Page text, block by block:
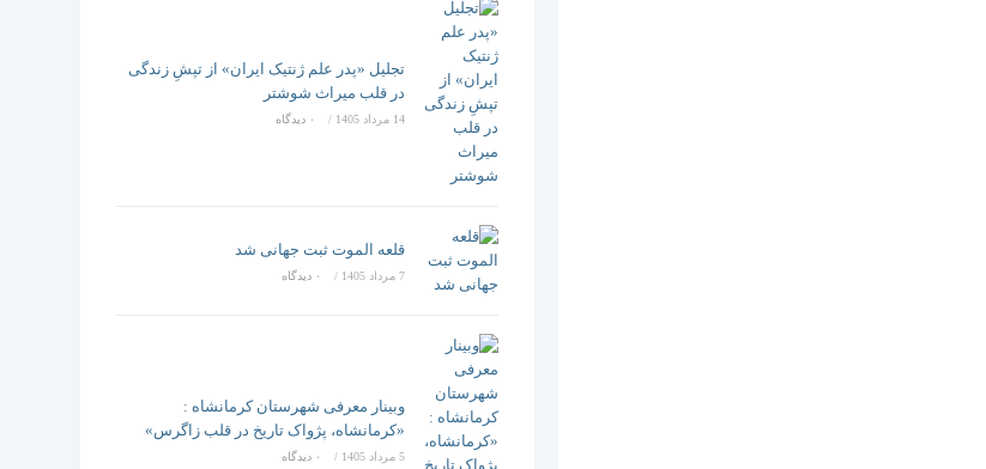
تجلیل «پدر علم ژنتیک ایران» از تپشِ زندگی
در قلب میراث شوشتر
14 مرداد 1405 / ۰ دیدگاه
قلعه الموت ثبت جهانی شد
7 مرداد 1405 / ۰ دیدگاه
وبینار معرفی شهرستان کرمانشاه :
«کرمانشاه، پژواک تاریخ در قلب زاگرس»
5 مرداد 1405 / ۰ دیدگاه